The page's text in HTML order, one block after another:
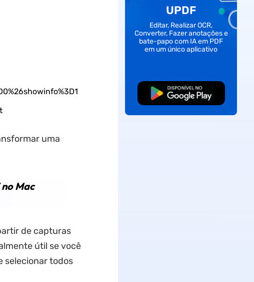
uma
Mac
de capturas
útil se você
selecionar todos
UPDF
Editar, Realizar OCR,
Converter, Fazer anotações e
bate-papo com IA em PDF
em um único aplicativo
Baixar Grátis